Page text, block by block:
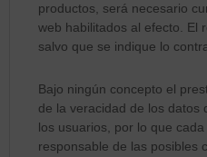
productos, será necesario
web habilitados al efecto. El
salvo que se indique lo
Bajo ningún concepto el
de la veracidad de los datos
los usuarios, por lo que
responsable de las posibles